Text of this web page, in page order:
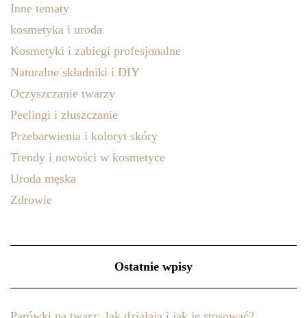
Inne tematy
kosmetyka i uroda
Kosmetyki i zabiegi profesjonalne
Naturalne składniki i DIY
Oczyszczanie twarzy
Peelingi i złuszczanie
Przebarwienia i koloryt skóry
Trendy i nowości w kosmetyce
Uroda męska
Zdrowie
Ostatnie wpisy